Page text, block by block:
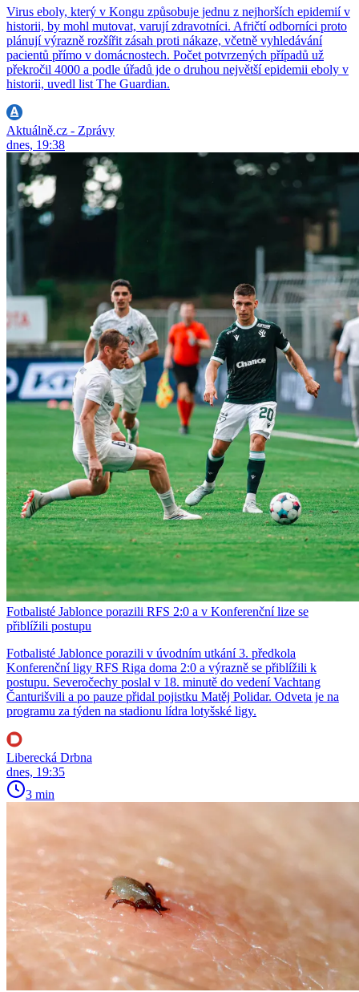
Virus eboly, který v Kongu způsobuje jednu z nejhorších epidemií v
historii, by mohl mutovat, varují zdravotníci. Afričtí odborníci proto
plánují výrazně rozšířit zásah proti nákaze, včetně vyhledávání
pacientů přímo v domácnostech. Počet potvrzených případů už
překročil 4000 a podle úřadů jde o druhou největší epidemii eboly v
historii, uvedl list The Guardian.
Aktuálně.cz - Zprávy
dnes, 19:38
Fotbalisté Jablonce porazili RFS 2:0 a v Konferenční lize se
přiblížili postupu
Fotbalisté Jablonce porazili v úvodním utkání 3. předkola
Konferenční ligy RFS Riga doma 2:0 a výrazně se přiblížili k
postupu. Severočechy poslal v 18. minutě do vedení Vachtang
Čanturišvili a po pauze přidal pojistku Matěj Polidar. Odveta je na
programu za týden na stadionu lídra lotyšské ligy.
Liberecká Drbna
dnes, 19:35
3 min